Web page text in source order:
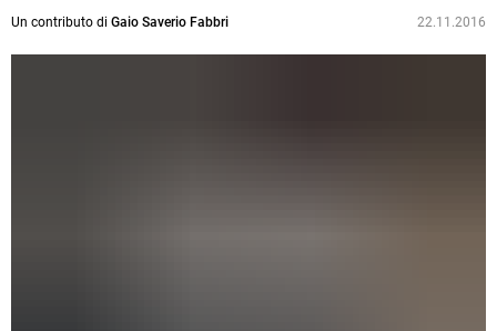
Un contributo di Gaio Saverio Fabbri 22.11.2016